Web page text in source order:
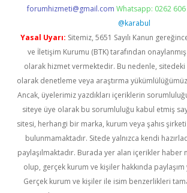
forumhizmeti@gmail.com Whatsapp: 0262
@karabul
Yasal Uyarı: Sitemiz, 5651 Sayılı Kanun
ve İletişim Kurumu (BTK) tarafından onaylanmış
olarak hizmet vermektedir. Bu nedenle,
olarak denetleme veya araştırma
Ancak, üyelerimiz yazdıkları içeriklerin
siteye üye olarak bu sorumluluğu kabul etmiş
sitesi, herhangi bir marka, kurum veya şahıs
bulunmamaktadır. Sitede yalnızca kendi
paylaşılmaktadır. Burada yer alan içerikler haber
olup, gerçek kurum ve kişiler hakkında paylaşım
Gerçek kurum ve kişiler ile isim benzerlikleri